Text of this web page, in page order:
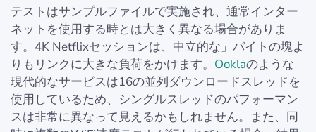
テストはサンプルファイルで実施され、通常インター
ネットを使用する時とは大きく異なる場合がありま
す。4K Netflixセッションは、中立的な」バイトの塊よ
りもリンクに大きな負荷をかけます。 Ooklaのような
現代的なサービスは16の並列ダウンロードスレッドを
使用しているため、シングルスレッドのパフォーマン
スは非常に異なって見えるかもしれません。また、同